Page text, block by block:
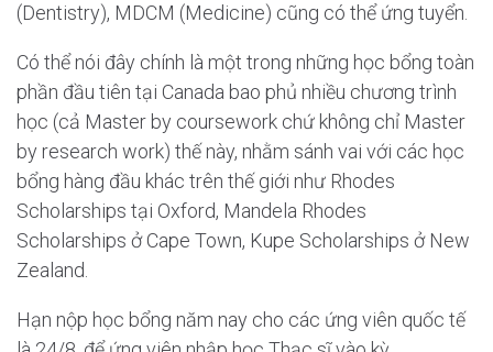
(Dentistry), MDCM (Medicine) cũng có thể ứng tuyển.
Có thể nói đây chính là một trong những học bổng toàn
phần đầu tiên tại Canada bao phủ nhiều chương trình
học (cả Master by coursework chứ không chỉ Master
by research work) thế này, nhằm sánh vai với các học
bổng hàng đầu khác trên thế giới như Rhodes
Scholarships tại Oxford, Mandela Rhodes
Scholarships ở Cape Town, Kupe Scholarships ở New
Zealand.
Hạn nộp học bổng năm nay cho các ứng viên quốc tế